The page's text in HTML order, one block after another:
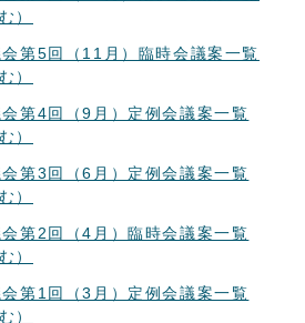
）
第5回（11月）臨時会議案一覧
）
第4回（9月）定例会議案一覧
）
第3回（6月）定例会議案一覧
）
第2回（4月）臨時会議案一覧
）
第1回（3月）定例会議案一覧
）